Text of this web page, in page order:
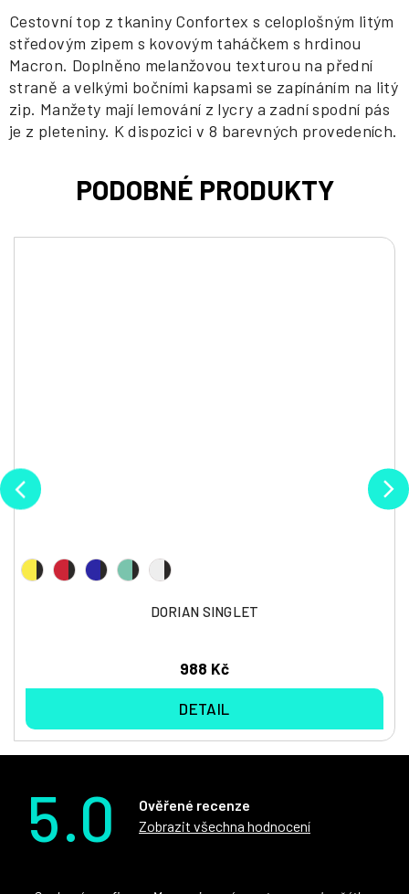
Cestovní top z tkaniny Confortex s celoplošným litým
středovým zipem s kovovým taháčkem s hrdinou
Macron. Doplněno melanžovou texturou na přední
straně a velkými bočními kapsami se zapínáním na litý
zip. Manžety mají lemování z lycry a zadní spodní pás
je z pleteniny. K dispozici v 8 barevných provedeních.
DORIAN SINGLET
988 Kč
DETAIL
5.0
Ověřené recenze
Zobrazit všechna hodnocení